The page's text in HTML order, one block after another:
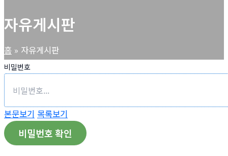
자유게시판
홈 자유게시판
비밀번호
본문보기 목록보기
비밀번호 확인